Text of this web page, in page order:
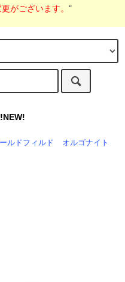
がございます。"
ルドフィルド オルゴナイト